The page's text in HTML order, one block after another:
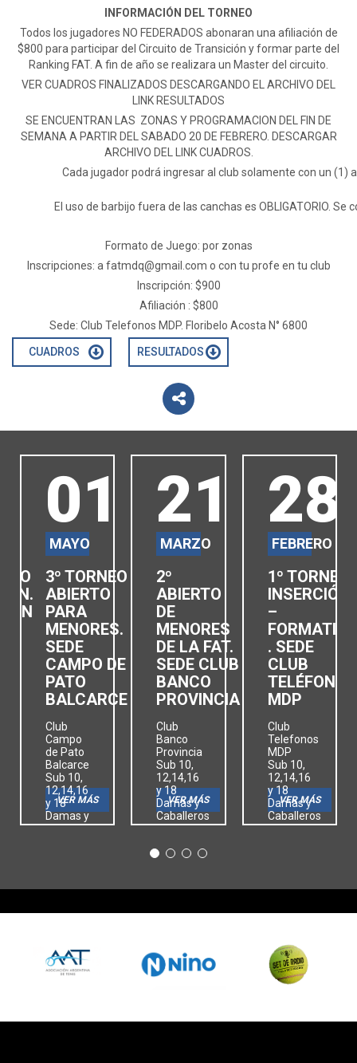
INFORMACIÓN DEL TORNEO
Todos los jugadores NO FEDERADOS abonaran una afiliación de
$800 para participar del Circuito de Transición y formar parte del
Ranking FAT. A fin de año se realizara un Master del circuito.
VER CUADROS FINALIZADOS DESCARGANDO EL ARCHIVO DEL
LINK RESULTADOS
SE ENCUENTRAN LAS ZONAS Y PROGRAMACION DEL FIN DE
SEMANA A PARTIR DEL SABADO 20 DE FEBRERO. DESCARGAR
ARCHIVO DEL LINK CUADROS.
Cada jugador podrá ingresar al club solamente con un (1)
El uso de barbijo fuera de las canchas es OBLIGATORIO.
Formato de Juego: por zonas
Inscripciones: a fatmdq@gmail.com o con tu profe en tu club
Inscripción: $900
Afiliación : $800
Sede: Club Telefonos MDP. Floribelo Acosta N° 6800
CUADROS RESULTADOS
01
MAYO
3º TORNEO
ABIERTO
PARA
MENORES.
SEDE
CAMPO DE
PATO
BALCARCE
Club
Campo
de Pato
Balcarce
Sub 10,
12,14,16
y 18
Damas y
Caballeros
VER MÁS
21
MARZO
2º
ABIERTO
DE
MENORES
DE LA FAT.
SEDE CLUB
BANCO
PROVINCIA
Club
Banco
Provincia
Sub 10,
12,14,16
y 18
Damas y
Caballeros
Menores
VER MÁS
28
FEBRERO
1º TORNEO
INSERCIÓN
–
FORMATIVO
. SEDE
CLUB
TELÉFONOS
MDP
Club
Telefonos
MDP
Sub 10,
12,14,16
y 18
Damas y
Caballeros
Menores
VER MÁS